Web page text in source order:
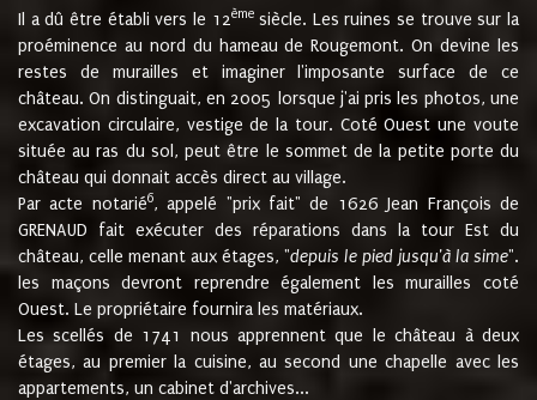
Il a dû être établi vers le 12èmesiècle. Les ruines se trouve sur la
proéminence au nord du hameau de Rougemont. On devine les
restes de murailles et imaginer l'imposante surface de ce
château. On distinguait, en 2005 lorsque j'ai pris les photos, une
excavation circulaire, vestige de la tour. Coté Ouest une voute
située au ras du sol, peut être le sommet de la petite porte du
château qui donnait accès direct au village.
Par acte notarié6, appelé "prix fait" de 1626 Jean François de
GRENAUD fait exécuter des réparations dans la tour Est du
château, celle menant aux étages, "depuis le pied jusqu'à la sime".
les maçons devront reprendre également les murailles coté
Ouest. Le propriétaire fournira les matériaux.
Les scellés de 1741 nous apprennent que le château à deux
étages, au premier la cuisine, au second une chapelle avec les
appartements, un cabinet d'archives...